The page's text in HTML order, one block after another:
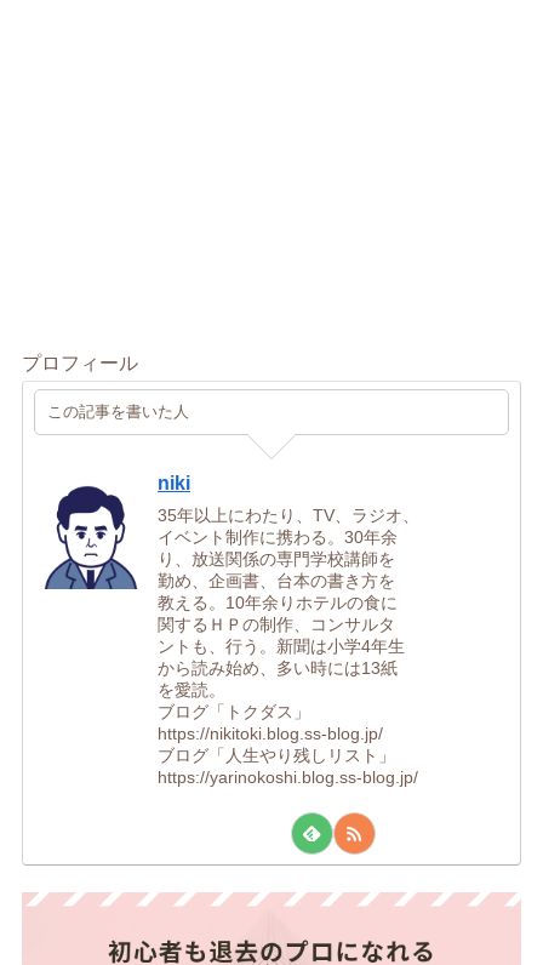
プロフィール
この記事を書いた人
niki
35年以上にわたり、TV、ラジオ、
イベント制作に携わる。30年余
り、放送関係の専門学校講師を
勤め、企画書、台本の書き方を
教える。10年余りホテルの食に
関するＨＰの制作、コンサルタ
ントも、行う。新聞は小学4年生
から読み始め、多い時には13紙
を愛読。
ブログ「トクダス」
https://nikitoki.blog.ss-blog.jp/
ブログ「人生やり残しリスト」
https://yarinokoshi.blog.ss-blog.jp/